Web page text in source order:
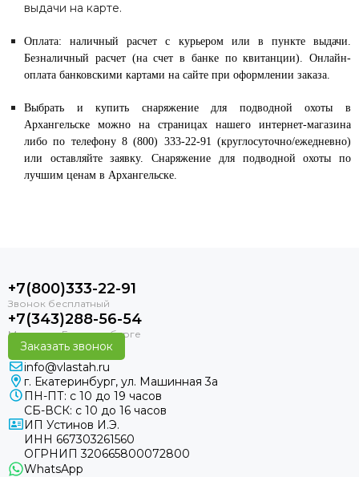
выдачи на карте.
Оплата: наличный расчет с курьером или в пункте выдачи.
Безналичный расчет (на счет в банке по квитанции). Онлайн-
оплата банковскими картами на сайте при оформлении заказа.
Выбрать и купить снаряжение для подводной охоты в
Архангельске можно на страницах нашего интернет-магазина
либо по телефону 8 (800) 333-22-91 (круглосуточно/ежедневно)
или оставляйте заявку. Снаряжение для подводной охоты по
лучшим ценам в Архангельске.
+7(800)333-22-91
+7(343)288-56-54
Заказать звонок
info@vlastah.ru
г. Екатеринбург, ул. Машинная 3а
ПН-ПТ: с 10 до 19 часов
СБ-ВСК: с 10 до 16 часов
ИП Устинов И.Э.
ИНН 667303261560
ОГРНИП 320665800072800
WhatsApp